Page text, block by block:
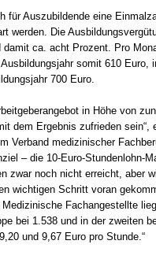
für Auszubildende eine
werden. Die
damit ca. acht Prozent. Pro
somit 610 Euro,
700 Euro.
in Höhe von
dem Ergebnis zufrieden sein“,
Verband medizinischer
– die 10-Euro-Stundenlohn-
zwar noch nicht erreicht, aber
wichtigen Schritt voran
Fachangestellte
bei 1.538 und in der zweiten
und 9,67 Euro pro Stunde.“